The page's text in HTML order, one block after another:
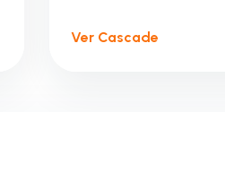
Ver Cascade